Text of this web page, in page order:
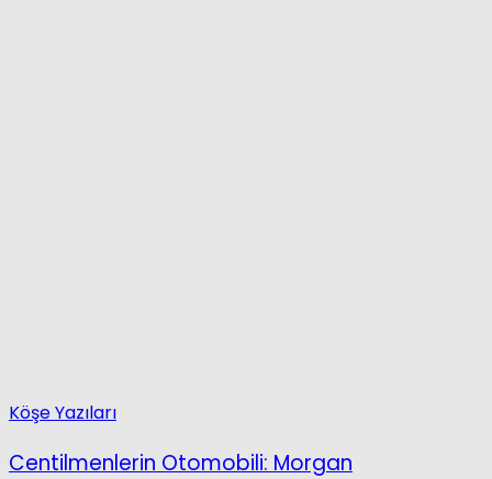
Köşe Yazıları
Centilmenlerin Otomobili: Morgan